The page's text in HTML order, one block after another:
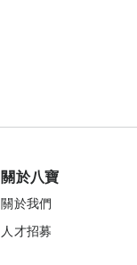
關於八寶
關於我們
人才招募